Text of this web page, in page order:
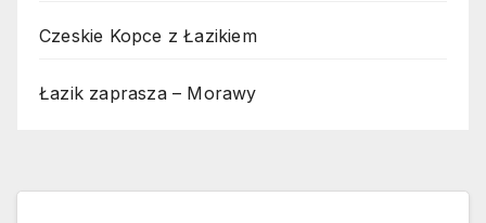
Czeskie Kopce z Łazikiem
Łazik zaprasza – Morawy